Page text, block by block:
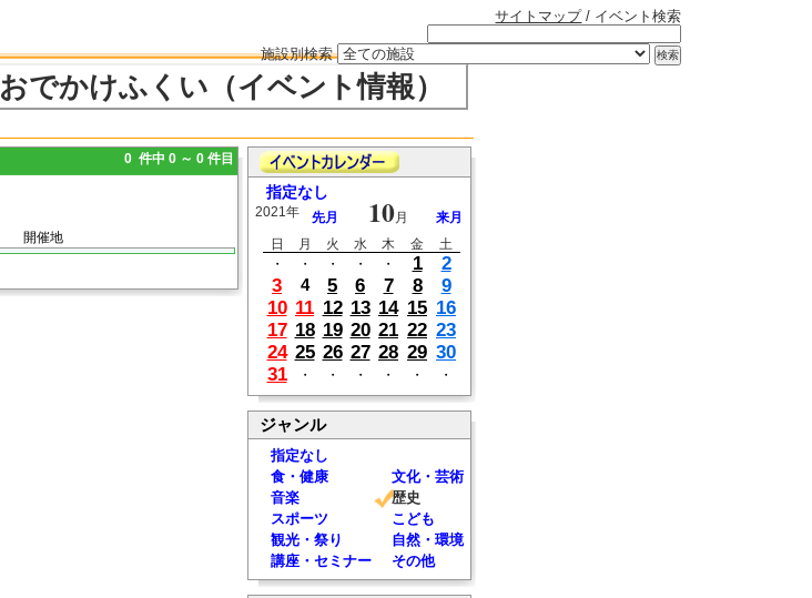
サイトマップ/ イベント検索
施設別検索
おでかけふくい（イベント情報）
0 件中 0 ～ 0 件目
開催地
指定なし
2021年 先月 10月
来月
日
月 火 水 木 金
土
・
・ ・ ・ ・ 1
2
3
4 5 6 7 8
9
10 11 12 13 14 15 16
17 18 19 20 21 22 23
24 25 26 27 28 29 30
31
・ ・ ・ ・ ・ ・
ジャンル
指定なし
食・健康
文化・芸術
音楽
歴史
スポーツ
こども
観光・祭り
自然・環境
講座・セミナー
その他